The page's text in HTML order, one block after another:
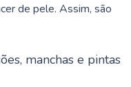
de pele. Assim, são
manchas e pintas